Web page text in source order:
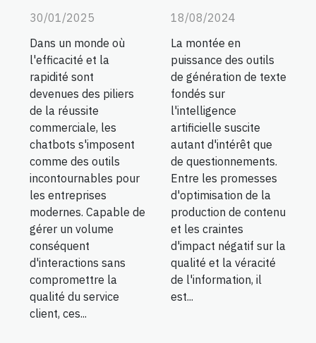
30/01/2025
Dans un monde où
l'efficacité et la
rapidité sont
devenues des piliers
de la réussite
commerciale, les
chatbots s'imposent
comme des outils
incontournables pour
les entreprises
modernes. Capable de
gérer un volume
conséquent
d'interactions sans
compromettre la
qualité du service
client, ces...
18/08/2024
La montée en
puissance des outils
de génération de texte
fondés sur
l'intelligence
artificielle suscite
autant d'intérêt que
de questionnements.
Entre les promesses
d'optimisation de la
production de contenu
et les craintes
d'impact négatif sur la
qualité et la véracité
de l'information, il
est...